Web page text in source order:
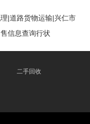
|道路货物运输|兴仁市
信息查询行状
二手回收